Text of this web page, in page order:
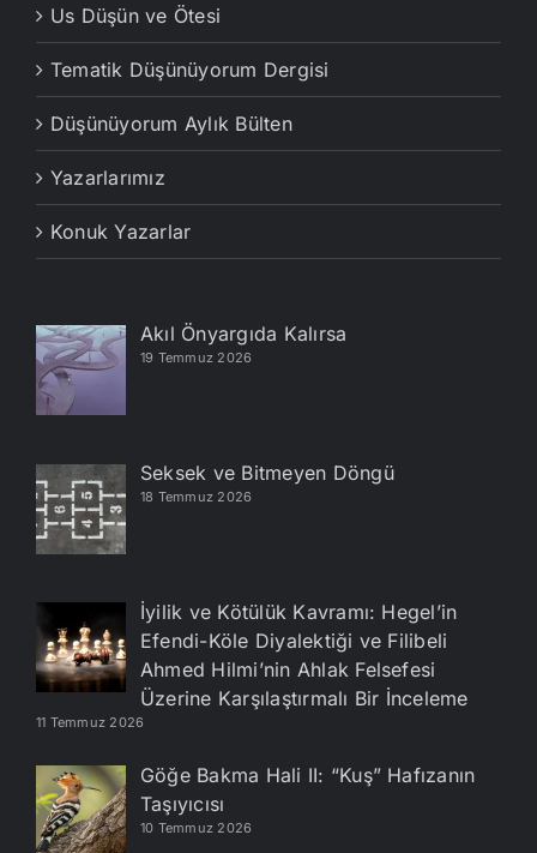
Us Düşün ve Ötesi
Tematik Düşünüyorum Dergisi
Düşünüyorum Aylık Bülten
Yazarlarımız
Konuk Yazarlar
Akıl Önyargıda Kalırsa
19 Temmuz 2026
Seksek ve Bitmeyen Döngü
18 Temmuz 2026
İyilik ve Kötülük Kavramı: Hegel’in
Efendi-Köle Diyalektiği ve Filibeli
Ahmed Hilmi’nin Ahlak Felsefesi
Üzerine Karşılaştırmalı Bir İnceleme
11 Temmuz 2026
Göğe Bakma Hali II: “Kuş” Hafızanın
Taşıyıcısı
10 Temmuz 2026